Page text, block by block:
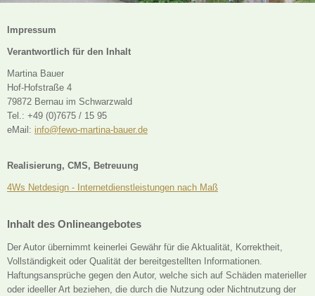
Impressum
Verantwortlich für den Inhalt
Martina Bauer
Hof-Hofstraße 4
79872 Bernau im Schwarzwald
Tel.: +49 (0)7675 / 15 95
eMail: info@fewo-martina-bauer.de
Realisierung, CMS, Betreuung
4Ws Netdesign - Internetdienstleistungen nach Maß
Inhalt des Onlineangebotes
Der Autor übernimmt keinerlei Gewähr für die Aktualität, Korrektheit,
Vollständigkeit oder Qualität der bereitgestellten Informationen.
Haftungsansprüche gegen den Autor, welche sich auf Schäden materieller
oder ideeller Art beziehen, die durch die Nutzung oder Nichtnutzung der